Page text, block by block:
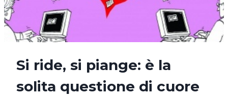
Si ride, si piange: è la
solita questione di cuore